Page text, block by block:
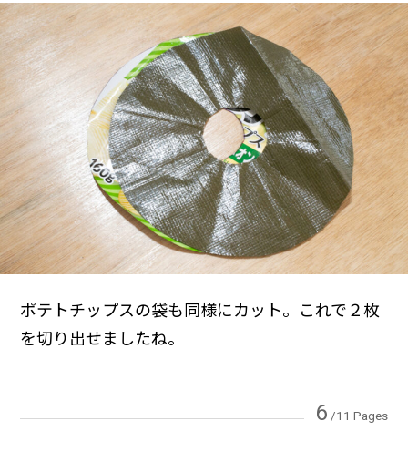
ポテトチップスの袋も同様にカット。これで２枚
を切り出せましたね。
6 /11 Pages